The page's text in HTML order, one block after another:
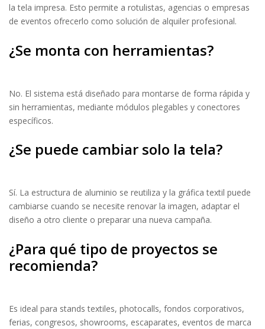
la tela impresa. Esto permite a rotulistas, agencias o empresas
de eventos ofrecerlo como solución de alquiler profesional.
¿Se monta con herramientas?
No. El sistema está diseñado para montarse de forma rápida y
sin herramientas, mediante módulos plegables y conectores
específicos.
¿Se puede cambiar solo la tela?
Sí. La estructura de aluminio se reutiliza y la gráfica textil puede
cambiarse cuando se necesite renovar la imagen, adaptar el
diseño a otro cliente o preparar una nueva campaña.
¿Para qué tipo de proyectos se
recomienda?
Es ideal para stands textiles, photocalls, fondos corporativos,
ferias, congresos, showrooms, escaparates, eventos de marca